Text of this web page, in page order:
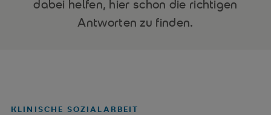
dabei helfen, hier schon die richtigen
Antworten zu finden.
KLINISCHE SOZIALARBEIT